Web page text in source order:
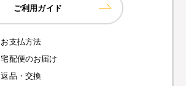
ご利用ガイド
お支払方法
宅配便のお届け
返品・交換